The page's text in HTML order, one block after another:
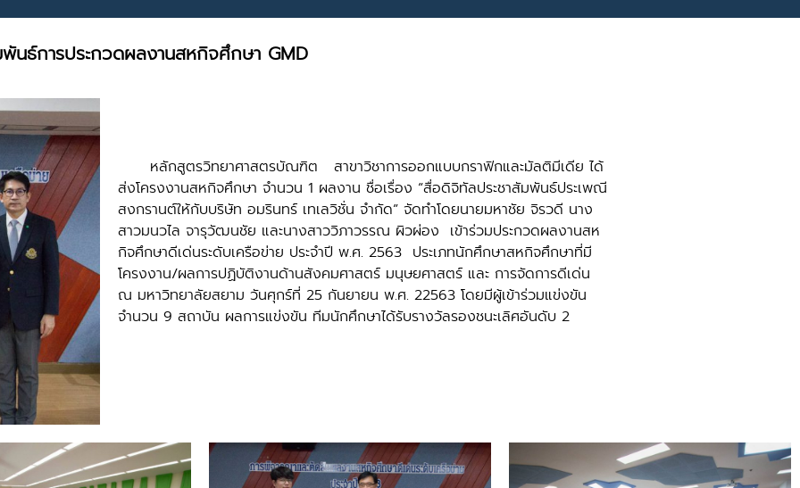
พันธ์การประกวดผลงานสหกิจศึกษา GMD
หลักสูตรวิทยาศาสตรบัณฑิต สาขาวิชาการออกแบบกราฟิกและมัลติมีเดีย ได้
ส่งโครงงานสหกิจศึกษา จำนวน 1 ผลงาน ชื่อเรื่อง “สื่อดิจิทัลประชาสัมพันธ์ประเพณี
สงกรานต์ให้กับบริษัท อมรินทร์ เทเลวิชั่น จำกัด” จัดทำโดยนายมหาชัย จิรวดี นาง
สาวมนวไล จารุวัฒนชัย และนางสาววิภาวรรณ ผิวผ่อง เข้าร่วมประกวดผลงานสห
กิจศึกษาดีเด่นระดับเครือข่าย ประจำปี พ.ศ. 2563 ประเภทนักศึกษาสหกิจศึกษาที่มี
โครงงาน/ผลการปฏิบัติงานด้านสังคมศาสตร์ มนุษยศาสตร์ และ การจัดการดีเด่น
ณ มหาวิทยาลัยสยาม วันศุกร์ที่ 25 กันยายน พ.ศ. 22563 โดยมีผู้เข้าร่วมแข่งขัน
จำนวน 9 สถาบัน ผลการแข่งขัน ทีมนักศึกษาได้รับรางวัลรองชนะเลิศอันดับ 2